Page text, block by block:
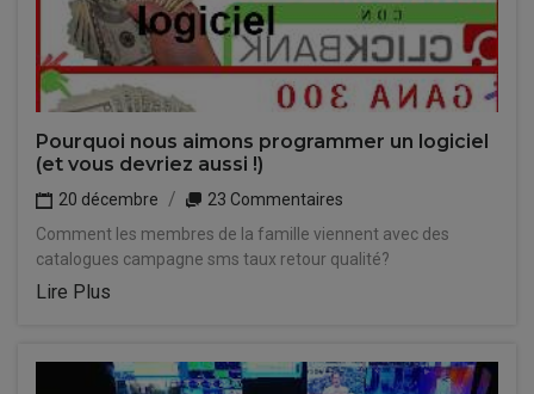
Pourquoi nous aimons programmer un logiciel
(et vous devriez aussi !)
20 décembre
23 Commentaires
Comment les membres de la famille viennent avec des
catalogues campagne sms taux retour qualité?
Lire Plus